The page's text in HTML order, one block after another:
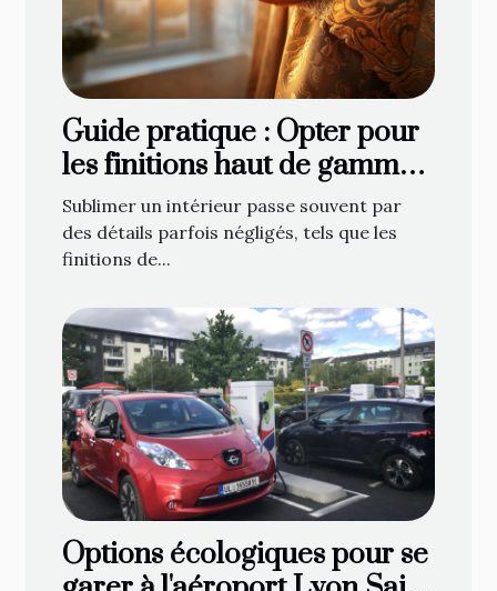
Guide pratique : Opter pour
les finitions haut de gamme
en décoration de fenêtre
Sublimer un intérieur passe souvent par
des détails parfois négligés, tels que les
finitions de...
Options écologiques pour se